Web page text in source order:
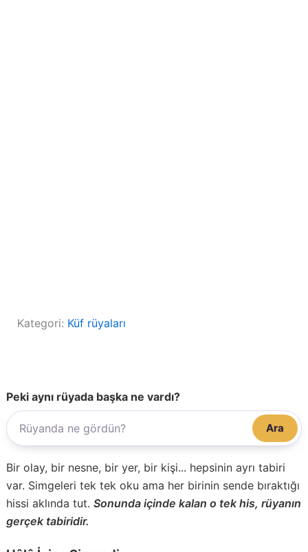
Kategori: Küf rüyaları
Peki aynı rüyada başka ne vardı?
Ara
Bir olay, bir nesne, bir yer, bir kişi... hepsinin ayrı tabiri
var. Simgeleri tek tek oku ama her birinin sende bıraktığı
hissi aklında tut. Sonunda içinde kalan o tek his, rüyanın
gerçek tabiridir.